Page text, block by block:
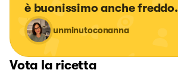
è buonissimo anche freddo.
unminutoconanna
Vota la ricetta